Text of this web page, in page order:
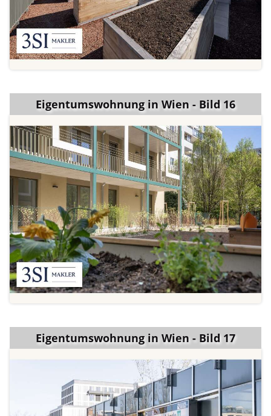
Eigentumswohnung in Wien - Bild 16
Eigentumswohnung in Wien - Bild 17